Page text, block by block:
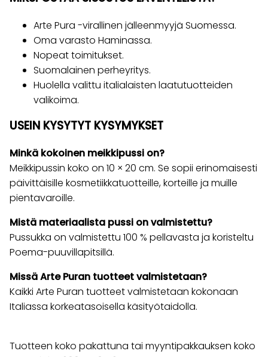
Arte Pura -virallinen jälleenmyyjä Suomessa.
Oma varasto Haminassa.
Nopeat toimitukset.
Suomalainen perheyritys.
Huolella valittu italialaisten laatutuotteiden
valikoima.
USEIN KYSYTYT KYSYMYKSET
Minkä kokoinen meikkipussi on?
Meikkipussin koko on 10 × 20 cm. Se sopii erinomaisesti
päivittäisille kosmetiikkatuotteille, korteille ja muille
pientavaroille.
Mistä materiaalista pussi on valmistettu?
Pussukka on valmistettu 100 % pellavasta ja koristeltu
Poema-puuvillapitsillä.
Missä Arte Puran tuotteet valmistetaan?
Kaikki Arte Puran tuotteet valmistetaan kokonaan
Italiassa korkeatasoisella käsityötaidolla.
Tuotteen koko pakattuna tai myyntipakkauksen koko